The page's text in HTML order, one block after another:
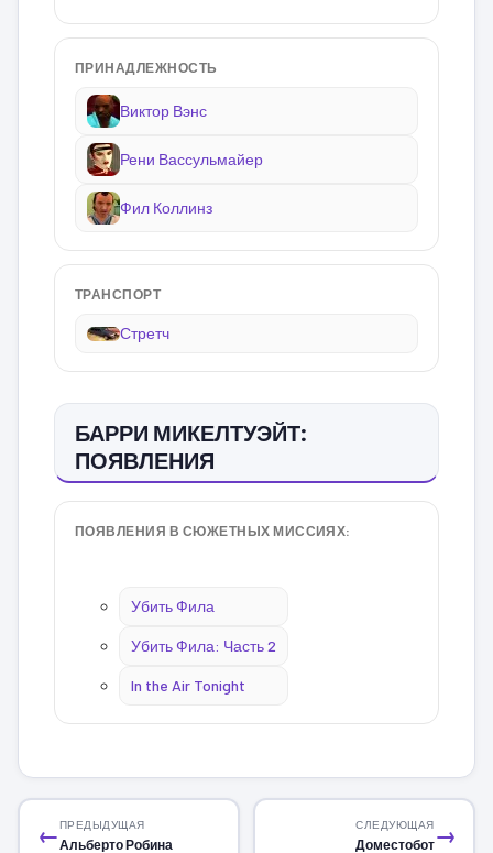
ПРИНАДЛЕЖНОСТЬ
Виктор Вэнс
Рени Вассульмайер
Фил Коллинз
ТРАНСПОРТ
Стретч
БАРРИ МИКЕЛТУЭЙТ:
ПОЯВЛЕНИЯ
ПОЯВЛЕНИЯ В СЮЖЕТНЫХ МИССИЯХ:
Убить Фила
Убить Фила: Часть 2
In the Air Tonight
←ПРЕДЫДУЩАЯ
Альберто Робина →
СЛЕДУЮЩАЯ
Доместобот